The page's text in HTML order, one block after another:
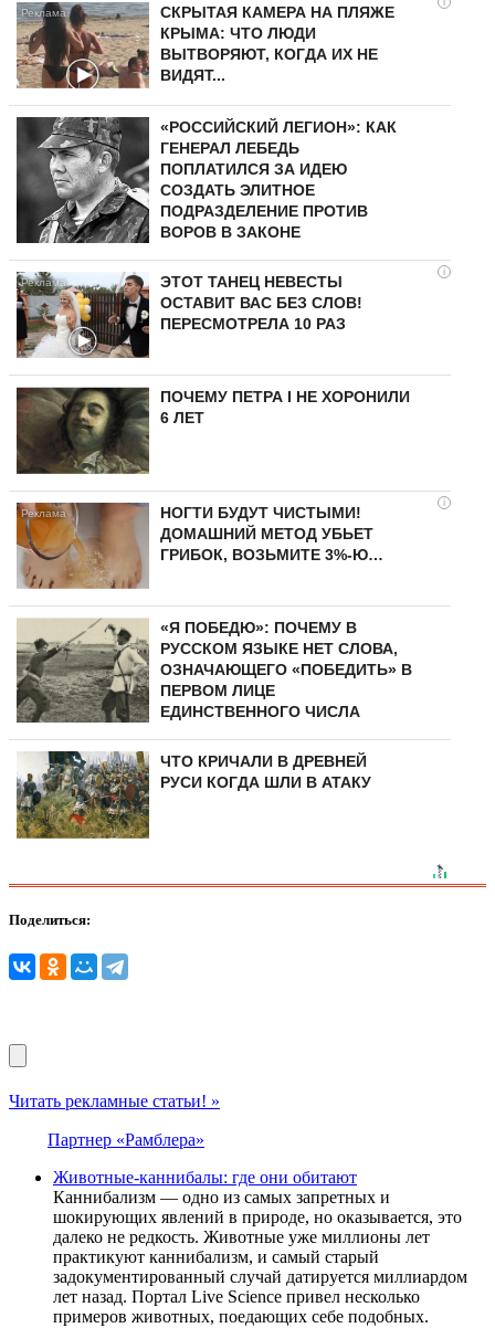
СКРЫТАЯ КАМЕРА НА ПЛЯЖЕ
КРЫМА: ЧТО ЛЮДИ
ВЫТВОРЯЮТ, КОГДА ИХ НЕ
ВИДЯТ...
«РОССИЙСКИЙ ЛЕГИОН»: КАК
ГЕНЕРАЛ ЛЕБЕДЬ
ПОПЛАТИЛСЯ ЗА ИДЕЮ
СОЗДАТЬ ЭЛИТНОЕ
ПОДРАЗДЕЛЕНИЕ ПРОТИВ
ВОРОВ В ЗАКОНЕ
i
ЭТОТ ТАНЕЦ НЕВЕСТЫ
ОСТАВИТ ВАС БЕЗ СЛОВ!
ПЕРЕСМОТРЕЛА 10 РАЗ
ПОЧЕМУ ПЕТРА I НЕ ХОРОНИЛИ
6 ЛЕТ
i
НОГТИ БУДУТ ЧИСТЫМИ!
ДОМАШНИЙ МЕТОД УБЬЕТ
ГРИБОК, ВОЗЬМИТЕ 3%-Ю…
«Я ПОБЕДЮ»: ПОЧЕМУ В
РУССКОМ ЯЗЫКЕ НЕТ СЛОВА,
ОЗНАЧАЮЩЕГО «ПОБЕДИТЬ» В
ПЕРВОМ ЛИЦЕ
ЕДИНСТВЕННОГО ЧИСЛА
ЧТО КРИЧАЛИ В ДРЕВНЕЙ
РУСИ КОГДА ШЛИ В АТАКУ
Поделиться:
Читать рекламные статьи! »
Партнер «Рамблера»
Животные-каннибалы: где они обитают
Каннибализм — одно из самых запретных и
шокирующих явлений в природе, но оказывается, это
далеко не редкость. Животные уже миллионы лет
практикуют каннибализм, и самый старый
задокументированный случай датируется миллиардом
лет назад. Портал Live Science привел несколько
примеров животных, поедающих себе подобных.